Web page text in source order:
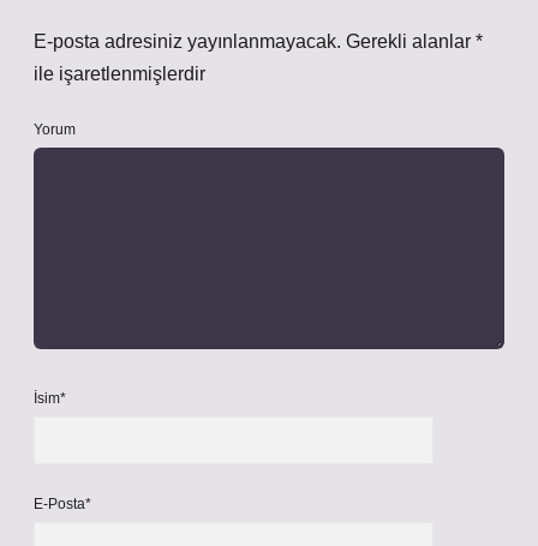
E-posta adresiniz yayınlanmayacak. Gerekli alanlar *
ile işaretlenmişlerdir
Yorum
İsim*
E-Posta*